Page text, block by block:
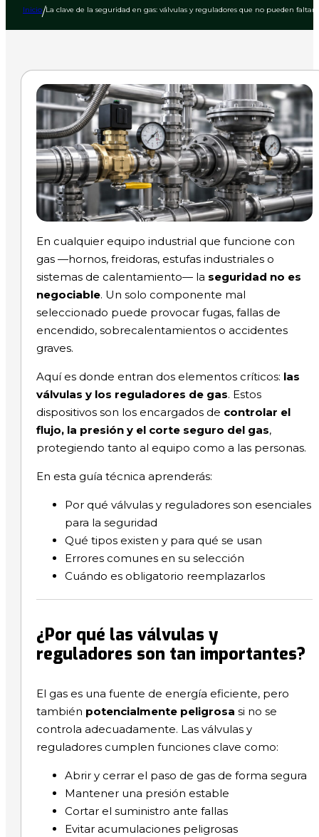
Inicio/La clave de la seguridad en gas: válvulas y reguladores que no pueden faltar
En cualquier equipo industrial que funcione con
gas —hornos, freidoras, estufas industriales o
sistemas de calentamiento— la seguridad no es
negociable. Un solo componente mal
seleccionado puede provocar fugas, fallas de
encendido, sobrecalentamientos o accidentes
graves.
Aquí es donde entran dos elementos críticos: las
válvulas y los reguladores de gas. Estos
dispositivos son los encargados de controlar el
flujo, la presión y el corte seguro del gas,
protegiendo tanto al equipo como a las personas.
En esta guía técnica aprenderás:
Por qué válvulas y reguladores son esenciales
para la seguridad
Qué tipos existen y para qué se usan
Errores comunes en su selección
Cuándo es obligatorio reemplazarlos
¿Por qué las válvulas y
reguladores son tan importantes?
El gas es una fuente de energía eficiente, pero
también potencialmente peligrosa si no se
controla adecuadamente. Las válvulas y
reguladores cumplen funciones clave como:
Abrir y cerrar el paso de gas de forma segura
Mantener una presión estable
Cortar el suministro ante fallas
Evitar acumulaciones peligrosas